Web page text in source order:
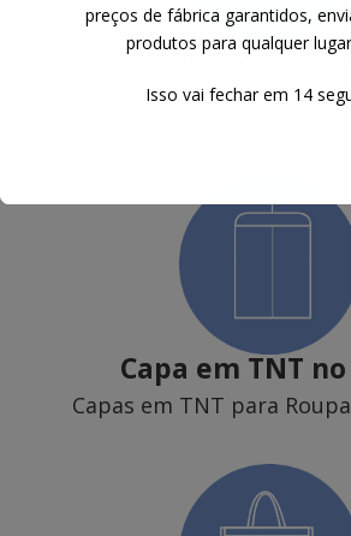
Flanelasno
Flanelas Personalizadas,
modelos e cores.
Capa em TNT
Capas em TNT para
preços de fábrica garantidos,
produtos para qualquer
Isso vai fechar em 13